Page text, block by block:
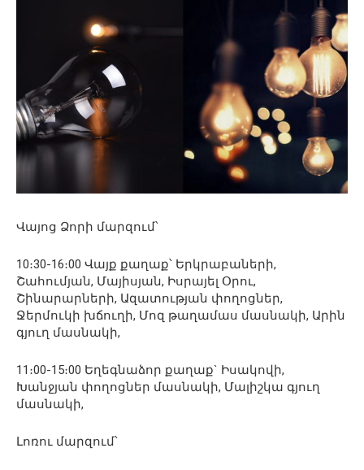
Վայոց Ձորի մարզում՝
10։30-16։00 Վայք քաղաք՝ Երկրաբաների,
Շահումյան, Մայիսյան, Իսրայել Օրու,
Շինարարների, Ազատության փողոցներ,
Ջերմուկի խճուղի, Մոզ թաղամաս մասնակի, Արին
գյուղ մասնակի,
11։00-15։00 Եղեգնաձոր քաղաք` Իսակովի,
Խանջյան փողոցներ մասնակի, Մալիշկա գյուղ
մասնակի,
Լոռու մարզում՝